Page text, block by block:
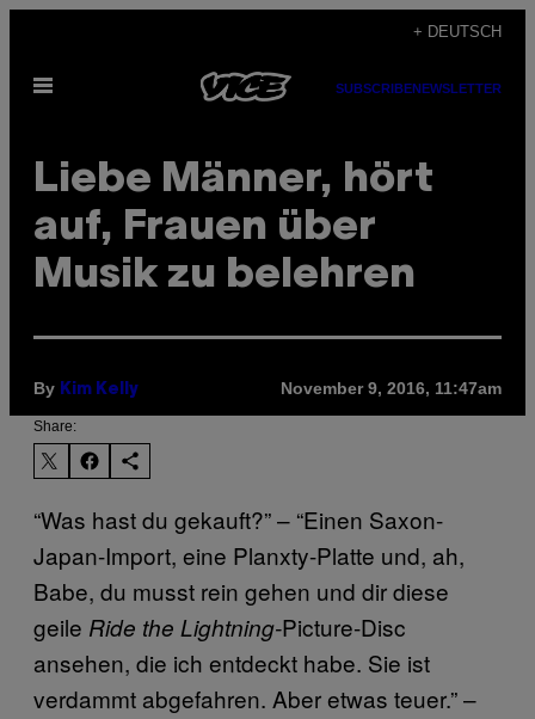
content
+ DEUTSCH
Open
SUBSCRIBENEWSLETTER
Liebe Männer, hört
auf, Frauen über
Musik zu belehren
By Kim Kelly November 9, 2016, 11:47am
Share:
“Was hast du gekauft?” – “Einen Saxon-
Japan-Import, eine Planxty-Platte und, ah,
Babe, du musst rein gehen und dir diese
geile Ride the Lightning-Picture-Disc
ansehen, die ich entdeckt habe. Sie ist
verdammt abgefahren. Aber etwas teuer.” –